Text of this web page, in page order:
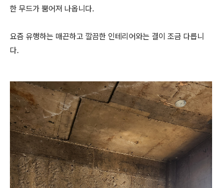
한 무드가 뿜어져 나옵니다.
요즘 유행하는 매끈하고 깔끔한 인테리어와는 결이 조금 다릅니
다.